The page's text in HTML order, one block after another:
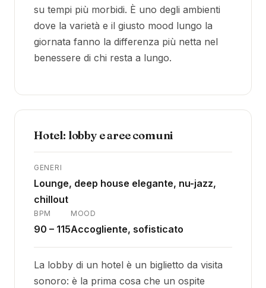
su tempi più morbidi. È uno degli ambienti
dove la varietà e il giusto mood lungo la
giornata fanno la differenza più netta nel
benessere di chi resta a lungo.
Hotel: lobby e aree comuni
GENERI
Lounge, deep house elegante, nu-jazz,
chillout
BPM
90 – 115
MOOD
Accogliente, sofisticato
La lobby di un hotel è un biglietto da visita
sonoro: è la prima cosa che un ospite